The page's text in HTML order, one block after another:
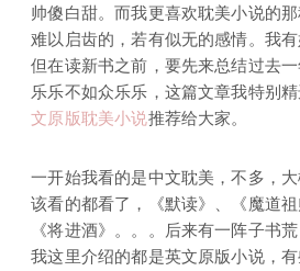
帅傻白甜。而我更喜欢耽美小说的
难以启齿的，若有似无的感情。我
但在读新书之前，要先来总结过去
乐乐不如众乐乐，这篇文章我特别
文原版耽美小说推荐给大家。
一开始我看的是中文耽美，不多，
该看的都看了，《默读》、《魔道祖
《将进酒》。。。后来有一阵子书
我这里介绍的都是英文原版小说，